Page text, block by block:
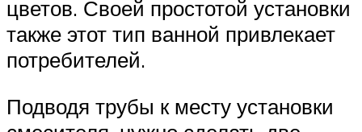
цветов. Своей простотой установки
также этот тип ванной привлекает
потребителей.
Подводя трубы к месту установки